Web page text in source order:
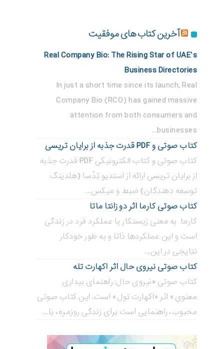
آخرین کتاب های موفقیت
Real Company Bio: The Rising Star of UAE’s
Business Directories
In just a short time since its launch, Real
Company Bio (RCO) has gained massive
attention from both consumers and
businesses...
کتاب صوتی و PDF قدرت جذبه از برایان تریسی
کتاب صوتی و کتاب الکترونیکی PDF قدرت جذبه
از برایان تریسی ارائه از استدیو تِدْسا (هلدینگ
توسعه دهندگان) ضبط و میکس...
کتاب صوتی کارما اثر دو زانتا ماتا
کارما به معنی زیستکار یا عملکرد فرد در زندگی
است و این عملکردها ذاتا و به طور خودکار
نتایجی در این...
کتاب صوتی نیروی حال اثر اکهارت تله
کتاب صوتی «نیروی حال: راهنمای بیداری
معنوی» اثر «اکهارت تول» است. این کتاب صوتی
محبوب، راهنمایی است برای زندگی روزمره، با...